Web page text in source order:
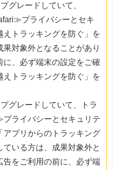
グレードしていて、
プライバシーとセキ
えトラッキングを防ぐ」を
対象外となることがあり
に、必ず端末の設定をご確
トラッキングを防ぐ」を
グレードしていて、トラ
ライバシーとセキュリテ
プリからのトラッキング
いる方は、成果対象外と
告をご利用の前に、必ず端